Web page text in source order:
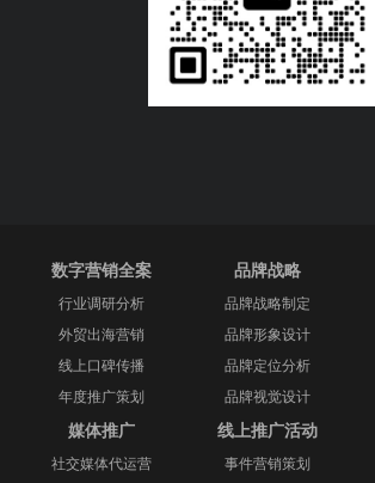
数字营销全案
行业调研分析
外贸出海营销
线上口碑传播
年度推广策划
品牌战略
品牌战略制定
品牌形象设计
品牌定位分析
品牌视觉设计
媒体推广
社交媒体代运营
线上推广活动
事件营销策划